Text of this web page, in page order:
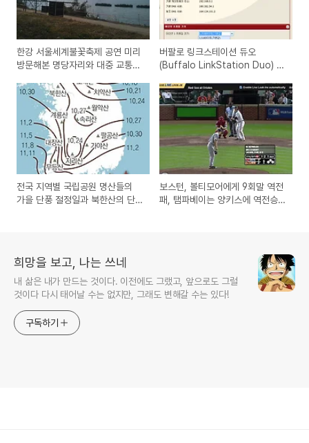
한강 서울세계불꽃축제 공연 미리
방문해본 명당자리와 대중 교통
버팔로 링크스테이션 듀오
(Buffalo LinkStation Duo) 설
전국 지역별 국립공원 명산들의
가을 단풍 절정일과 북한산의 단
보스턴, 볼티모어에게 9회말 역전
패, 탬파베이는 양키스에 역전승
희망을 보고, 나는 쓰네
내 삶은 내가 만드는 것이다. 이전에도 그랬고, 앞으로도 그럴
것이다 다시 태어날 수는 없지만, 그래도 변해갈 수는 있다!
구독하기